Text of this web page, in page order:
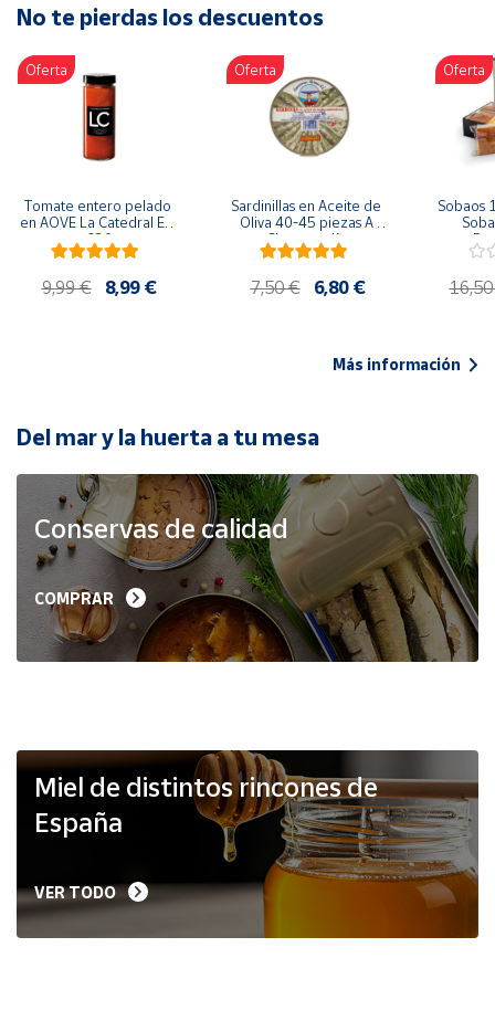
Artesanía
Oficina y
Papelería
Para Canarias,
Ceuta y Melilla
populares
Bono
Cultural
de Correos
Market
Productos
Solidarios
Ayuda
Vendedores
Mapa de
Hazte
vendedor
No te pierdas los descuentos
Oferta
Tomate entero pelado
en AOVE La Catedral ER-
630
9,99 € 8,99 €
Oferta
Sardinillas en Aceite de
Oliva 40-45 piezas A
Churrusquiña
7,50 € 6,80 €
Oferta
Sobaos
Más información
Del mar y la huerta a tu mesa
Conservas de calidad
COMPRAR
Miel de distintos rincones de
España
VER TODO